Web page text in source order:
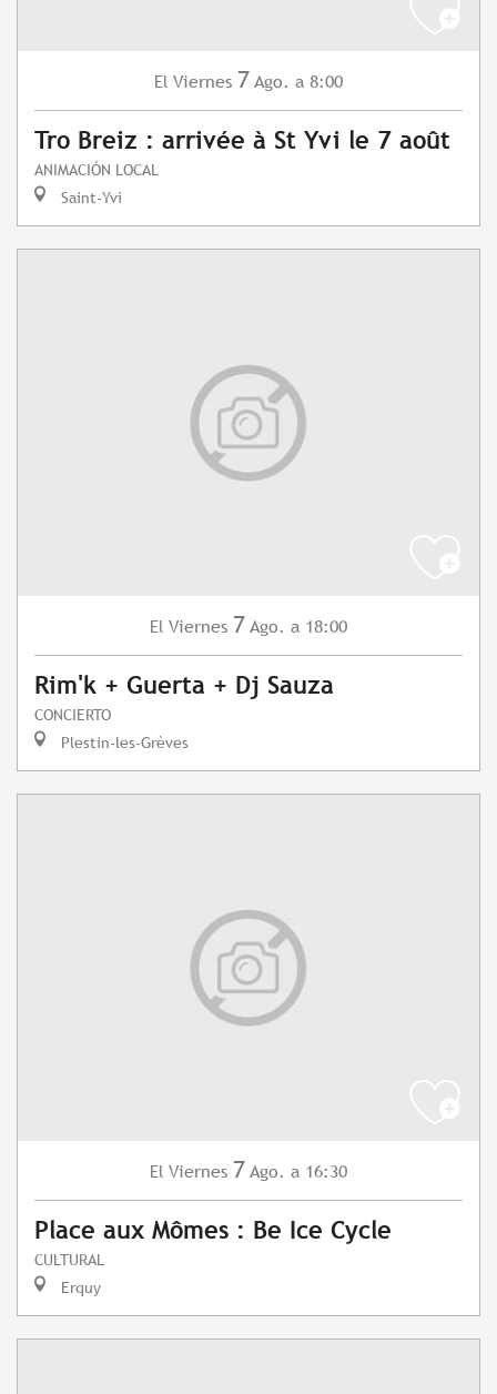
El Viernes 7 Ago. a 8:00
Tro Breiz : arrivée à St Yvi le 7 août
ANIMACIÓN LOCAL
Saint-Yvi
El Viernes 7 Ago. a 18:00
Rim'k + Guerta + Dj Sauza
CONCIERTO
Plestin-les-Grèves
El Viernes 7 Ago. a 16:30
Place aux Mômes : Be Ice Cycle
CULTURAL
Erquy